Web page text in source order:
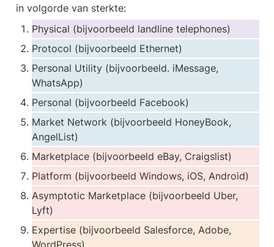
in volgorde van sterkte:
Physical (bijvoorbeeld landline telephones)
Protocol (bijvoorbeeld Ethernet)
Personal Utility (bijvoorbeeld. iMessage,
WhatsApp)
Personal (bijvoorbeeld Facebook)
Market Network (bijvoorbeeld HoneyBook,
AngelList)
Marketplace (bijvoorbeeld eBay, Craigslist)
Platform (bijvoorbeeld Windows, iOS, Android)
Asymptotic Marketplace (bijvoorbeeld Uber,
Lyft)
Expertise (bijvoorbeeld Salesforce, Adobe,